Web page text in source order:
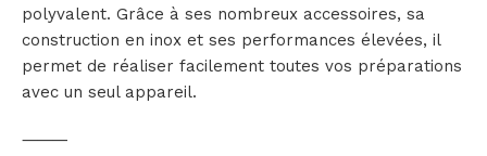
polyvalent. Grâce à ses nombreux accessoires, sa
construction en inox et ses performances élevées, il
permet de réaliser facilement toutes vos préparations
avec un seul appareil.
⸻